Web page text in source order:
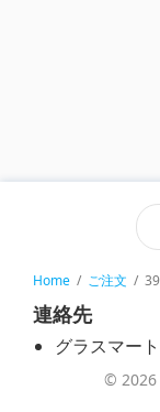
Home / ご注文 /
連絡先
グラスマー
© 2026